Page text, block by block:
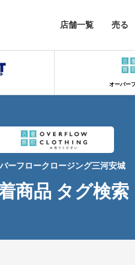
店舗一覧 売る
オーバー
ーフロークロージング三河安城
商品 タグ検索